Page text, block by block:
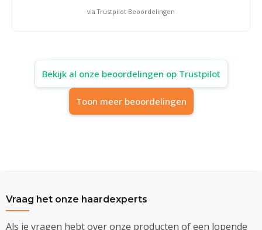
via Trustpilot Beoordelingen
Bekijk al onze beoordelingen op Trustpilot
Toon meer beoordelingen
Vraag het onze haardexperts
Als je vragen hebt over onze producten of een lopende